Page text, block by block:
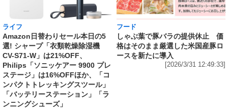
ライフ
Amazon日替わりセール本日の5
選! シャープ「衣類乾燥除湿機
CV-S71-W」は21%OFF、
Philips「ソニッケアー 9900 プレ
ステージ」は16%OFFほか、「コ
ンパクトトレッキングスツール」
「バッテリーステーション」「ラ
ンニングシューズ」
フード
しゃぶ葉で豚バラの提供休止 価
格はそのまま厳選した米国産豚ロ
ースを新たに導入
[2026/3/31 12:49:33]